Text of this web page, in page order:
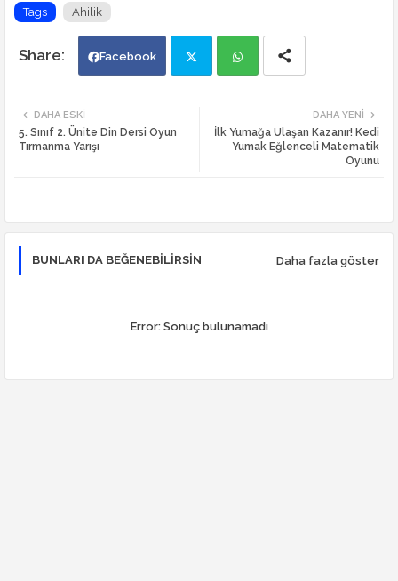
Tags Ahilik
Facebook
ats
DAHA YENI
İlk Yumağa Ulaşan Kazanır! Kedi
Yumak Eğlenceli Matematik
Oyunu
DAHA ESKI
5. Sınıf 2. Ünite Din Dersi Oyun
Tırmanma Yarışı
BUNLARI DA BEĞENEBILIRSIN Daha fazla göster
Error:Sonuç bulunamadı